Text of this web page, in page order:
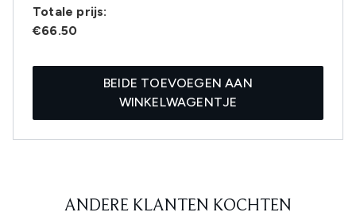
Totale prijs:
€66.50
BEIDE TOEVOEGEN AAN
WINKELWAGENTJE
ANDERE KLANTEN KOCHTEN